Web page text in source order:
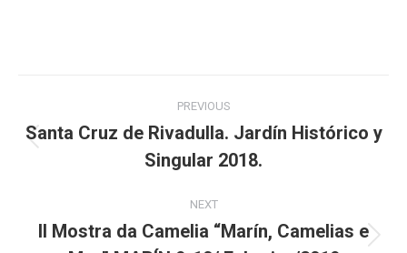
navigation
PREVIOUS
post:
Santa Cruz de Rivadulla. Jardín Histórico y
Singular 2018.
NEXT
II Mostra da Camelia “Marín, Camelias e